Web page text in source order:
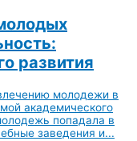
развития
молодежи в
академического
попадала в
заведения и...